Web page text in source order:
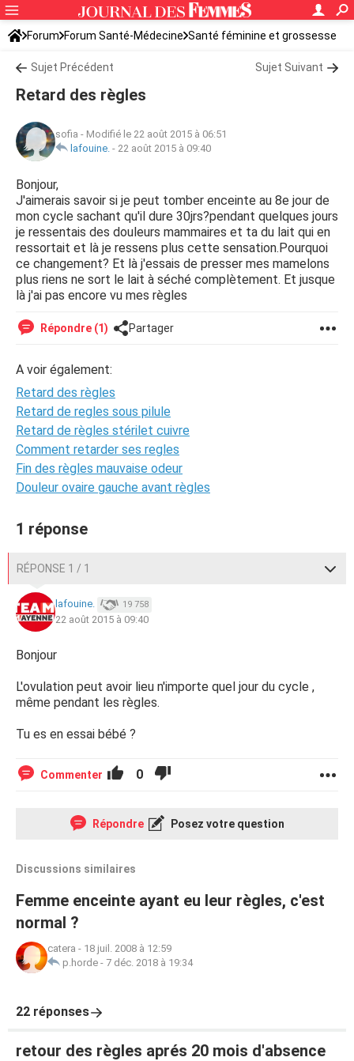
Forum Forum Santé-Médecine Santé féminine et grossesse
Ovulation
Sujet Précédent Sujet Suivant
Retard des règles
sofia - Modifié le 22 août 2015 à 06:51
lafouine. - 22 août 2015 à 09:40
Bonjour,
J'aimerais savoir si je peut tomber enceinte au 8e jour de
mon cycle sachant qu'il dure 30jrs?pendant quelques jours
je ressentais des douleurs mammaires et ta du lait qui en
ressortait et là je ressens plus cette sensation.Pourquoi
ce changement? Et là j'essais de presser mes mamelons
plus riens ne sort le lait à séché complètement. Et jusque
là j'ai pas encore vu mes règles
Répondre (1) Partager
A voir également:
Retard des règles
Retard de regles sous pilule
Retard de règles stérilet cuivre
Comment retarder ses regles
Fin des règles mauvaise odeur
Douleur ovaire gauche avant règles
1 réponse
RÉPONSE 1 / 1
lafouine. 19 758
22 août 2015 à 09:40
Bonjour
L'ovulation peut avoir lieu n'importe quel jour du cycle ,
même pendant les règles.
Tu es en essai bébé ?
Commenter 0
Répondre Posez votre question
Discussions similaires
Femme enceinte ayant eu leur règles, c'est
normal ?
catera - 18 juil. 2008 à 12:59
p.horde - 7 déc. 2018 à 19:34
22 réponses
retour des règles aprés 20 mois d'absence